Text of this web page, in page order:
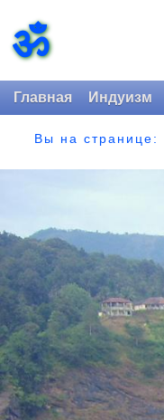
ॐ
Главная Индуизм
Вы на странице: